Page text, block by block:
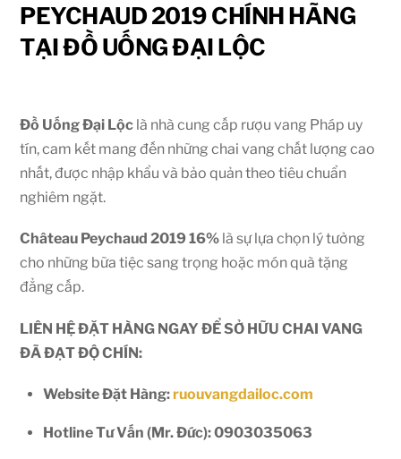
PEYCHAUD 2019 CHÍNH HÃNG
TẠI ĐỒ UỐNG ĐẠI LỘC
Đồ Uống Đại Lộc là nhà cung cấp rượu vang Pháp uy
tín, cam kết mang đến những chai vang chất lượng cao
nhất, được nhập khẩu và bảo quản theo tiêu chuẩn
nghiêm ngặt.
Château Peychaud 201916% là sự lựa chọn lý tưởng
cho những bữa tiệc sang trọng hoặc món quà tặng
đẳng cấp.
LIÊN HỆ ĐẶT HÀNG NGAY ĐỂ SỞ HỮU CHAI VANG
ĐÃ ĐẠT ĐỘ CHÍN:
Website Đặt Hàng: ruouvangdailoc.com
Hotline Tư Vấn (Mr. Đức):0903035063